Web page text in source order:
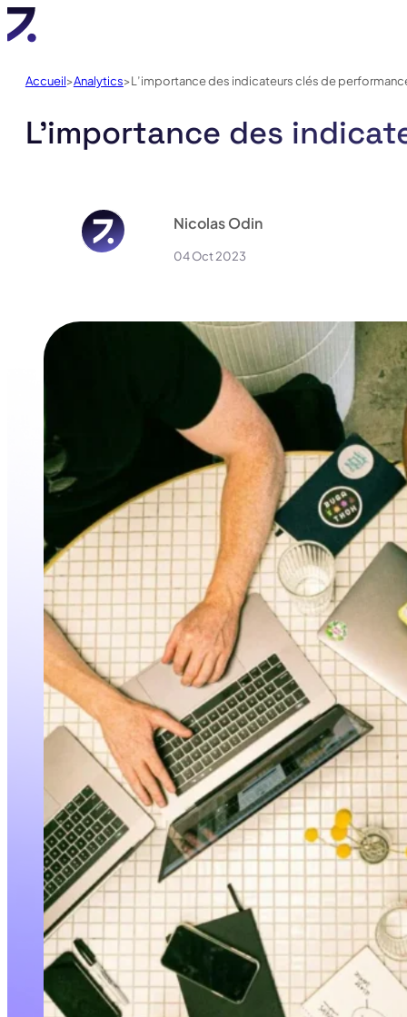
L’importance des
Accueil Analytics L’importance des indicateurs clés de
Nicolas Odin
04 Oct 2023